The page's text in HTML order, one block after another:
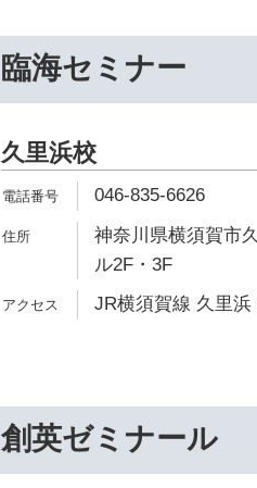
臨海セミナー
久里浜校
046-835-6626
神奈川県横須賀市
ル2F・3F
JR横須賀線 久里浜
創英ゼミナール